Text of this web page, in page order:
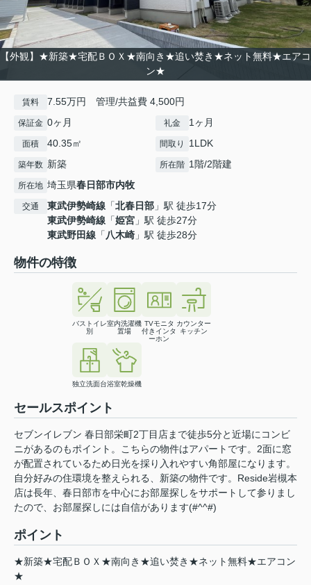
【外観】★新築★宅配ＢＯＸ★南向き★追い焚き★ネット無料★エアコ
ン★
賃料 7.55万円 管理/共益費 4,500円
保証金 0ヶ月 礼金 1ヶ月
面積 40.35㎡ 間取り 1LDK
築年数 新築 所在階 1階/2階建
所在地 埼玉県春日部市内牧
交通 東武伊勢崎線 「北春日部 」駅 徒歩17分
東武伊勢崎線 「姫宮 」駅 徒歩27分
東武野田線 「八木崎 」駅 徒歩28分
物件の特徴
バストイレ
別
室内洗濯機
置場
TVモニタ
付きインタ
ーホン
カウンター
キッチン
独立洗面台浴室乾燥機
セールスポイント
セブンイレブン 春日部栄町2丁目店まで徒歩5分と近場にコンビ
ニがあるのもポイント。こちらの物件はアパートです。2面に窓
が配置されているため日光を採り入れやすい角部屋になります。
自分好みの住環境を整えられる、新築の物件です。Reside岩槻本
店は長年、春日部市を中心にお部屋探しをサポートして参りまし
たので、お部屋探しには自信があります(#^^#)
ポイント
★新築★宅配ＢＯＸ★南向き★追い焚き★ネット無料★エアコン
★